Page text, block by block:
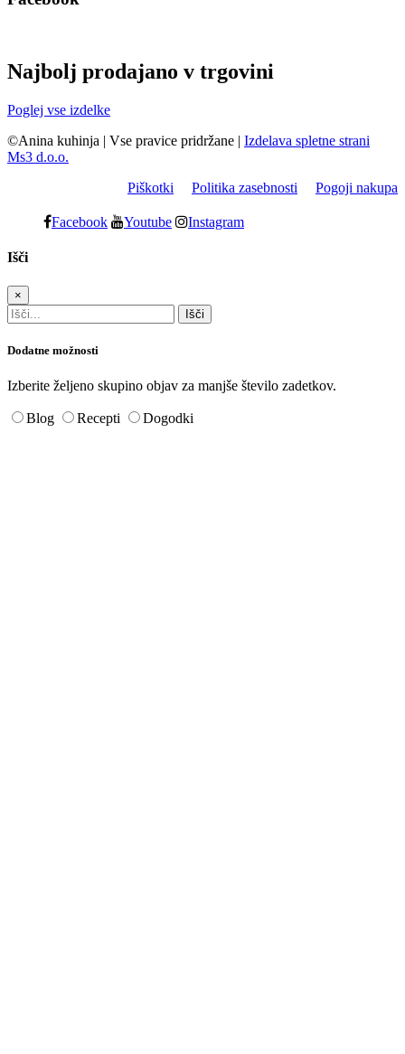
Najbolj prodajano v trgovini
Poglej vse izdelke
©Anina kuhinja | Vse pravice pridržane | Izdelava spletne strani
Ms3 d.o.o.
Piškotki
Politika zasebnosti Pogoji nakupa
Facebook Youtube Instagram
Išči
×
Dodatne možnosti
Izberite željeno skupino objav za manjše število zadetkov.
Blog Recepti Dogodki